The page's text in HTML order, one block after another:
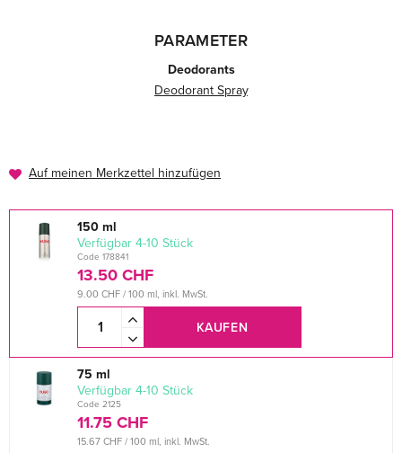
PARAMETER
Deodorants
Deodorant Spray
Auf meinen Merkzettel hinzufügen
150 ml
verfügbar 4-10 Stück
Code 178841
13.50 CHF
9.00 CHF / 100 ml, inkl. MwSt.
KAUFEN
75 ml
verfügbar 4-10 Stück
Code 2125
11.75 CHF
15.67 CHF / 100 ml, inkl. MwSt.